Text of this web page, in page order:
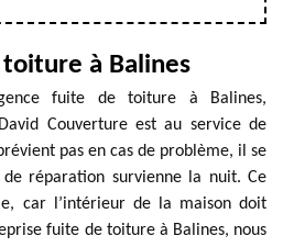
à Balines
fuite de toiture à Balines,
Couverture est au service de
pas en cas de problème, il se
de réparation survienne la nuit. Ce
car l’intérieur de la maison doit
fuite de toiture à Balines, nous